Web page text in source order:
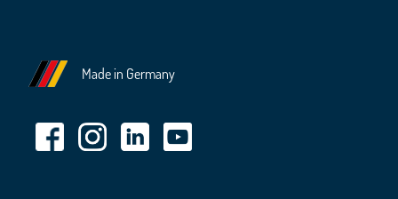
Made in Germany